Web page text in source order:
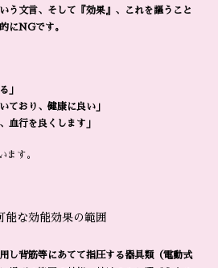
う文言、そして『効果』、これを謳うこと
にNGです。
」
ており、健康に良い」
血行を良くします」
ます。
能な効能効果の範囲
し背筋等にあてて指圧する器具類（電動式